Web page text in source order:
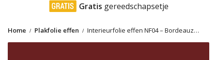
Glitter
Gratis gereedschapsetje
Home Plakfolie effen
Interieurfolie effen NF04 – Bordeauz
Rood-Bordeaux Red